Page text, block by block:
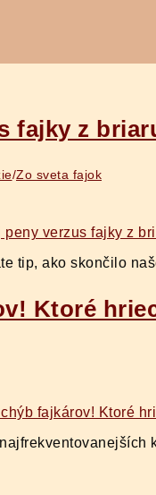
fajky z
/Zo sveta fajok
tip, ako skončilo
Ktoré